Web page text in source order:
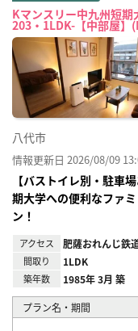
Kマンスリー中九州短期
203・1LDK-【中部屋】
八代市
情報更新日 2026/08/09
【バストイレ別・駐車
期大学への便利なファ
ン！
アクセス 肥薩おれんじ鉄
間取り 1LDK
築年数 1985年 3月 築
プラン名・期間